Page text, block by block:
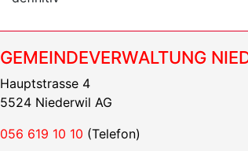
GEMEINDEVERWALTUNG
Hauptstrasse 4
5524 Niederwil AG
056 619 10 10 (Telefon)